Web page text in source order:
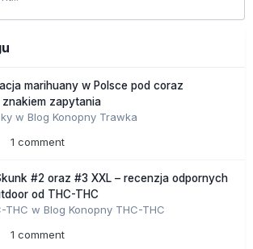
marihuany w Polsce pod coraz
zapytania
w Blog Konopny Trawka
1 comment
#2 oraz #3 XXL – recenzja odpornych
od THC-THC
THC w Blog Konopny THC-THC
1 comment